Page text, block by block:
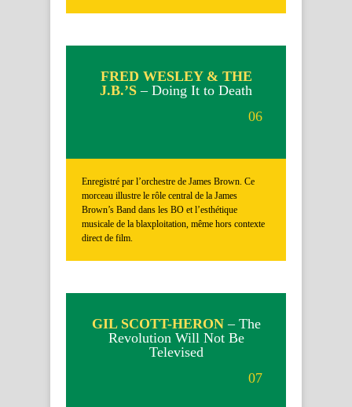
FRED WESLEY & THE
J.B.’S – Doing It to Death
06
Enregistré par l’orchestre de James Brown. Ce
morceau illustre le rôle central de la James
Brown’s Band dans les BO et l’esthétique
musicale de la blaxploitation, même hors contexte
direct de film.
GIL SCOTT-HERON– The
Revolution Will Not Be
Televised
07